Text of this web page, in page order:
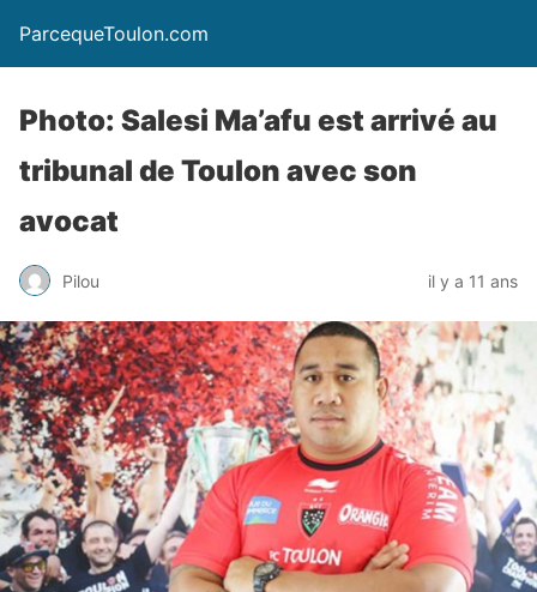
ParcequeToulon.com
Photo: Salesi Ma’afu est arrivé au
tribunal de Toulon avec son
avocat
Pilou il y a 11 ans